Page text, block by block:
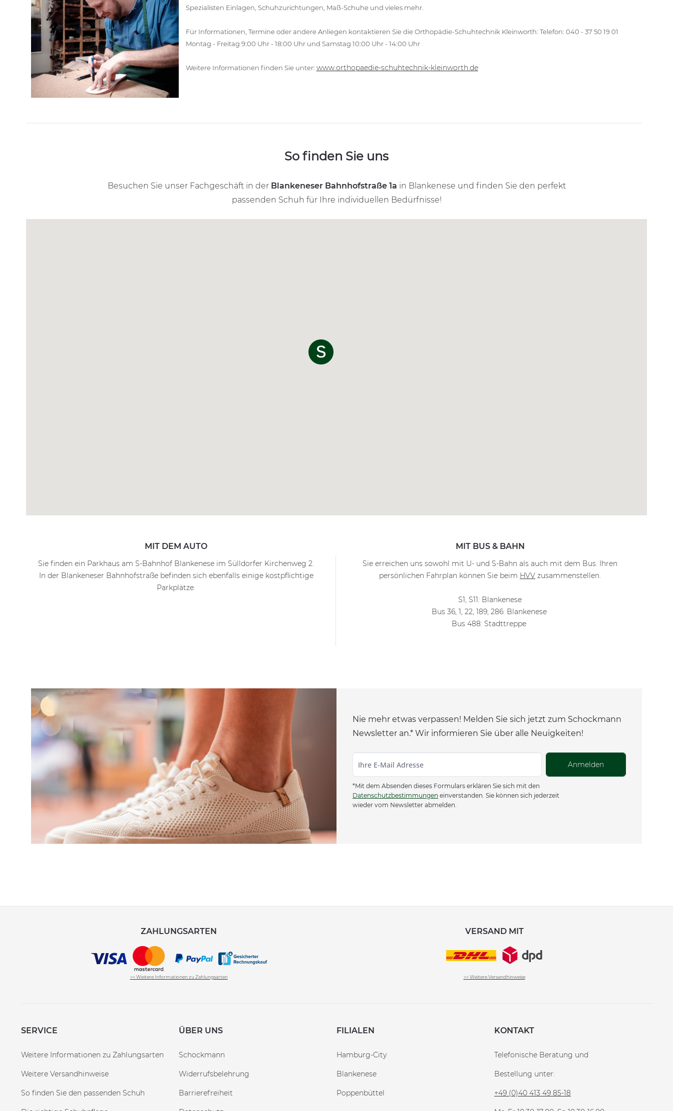
Spezialisten Einlagen, Schuhzurichtungen, Maß-Schuhe und vieles mehr.
Für Informationen, Termine oder andere Anliegen kontaktieren Sie die Orthopädie-Schuhtechnik Kleinworth: Telefon: 040 - 37 50 19 01
Montag - Freitag 9:00 Uhr - 18:00 Uhr und Samstag 10:00 Uhr - 14:00 Uhr
Weitere Informationen finden Sie unter: www.orthopaedie-schuhtechnik-kleinworth.de
So finden Sie uns
Besuchen Sie unser Fachgeschäft in derBlankeneser Bahnhofstraße 1a in Blankenese und finden Sie den perfekt
passenden Schuh für Ihre individuellen Bedürfnisse!
MIT DEM AUTO
Sie finden ein Parkhaus am S-Bahnhof Blankenese im Sülldorfer Kirchenweg 2.
In der Blankeneser Bahnhofstraße befinden sich ebenfalls einige kostpflichtige
Parkplätze.
MIT BUS & BAHN
Sie erreichen uns sowohl mit U- und S-Bahn als auch mit dem Bus. Ihren
persönlichen Fahrplan können Sie beim HVV zusammenstellen.
S1, S11: Blankenese
Bus 36, 1, 22, 189, 286: Blankenese
Bus 488: Stadttreppe
Nie mehr etwas verpassen! Melden Sie sich jetzt zum Schockmann
Newsletter an.* Wir informieren Sie über alle Neuigkeiten!
Anmelden
*Mit dem Absenden dieses Formulars erklären Sie sich mit den
Datenschutzbestimmungen einverstanden. Sie können sich jederzeit
wieder vom Newsletter abmelden.
ZAHLUNGSARTEN
>> Weitere Informationen zu Zahlungsarten
VERSAND MIT
>> Weitere Versandhinweise
SERVICE
Weitere Informationen zu Zahlungsarten
Weitere Versandhinweise
So finden Sie den passenden Schuh
ÜBER UNS
Schockmann
Widerrufsbelehrung
Barrierefreiheit
FILIALEN
Blankenese
Hamburg-City
Poppenbüttel
KONTAKT
Telefonische Beratung und
Bestellung unter:
+49 (0)40 413 49 85-18